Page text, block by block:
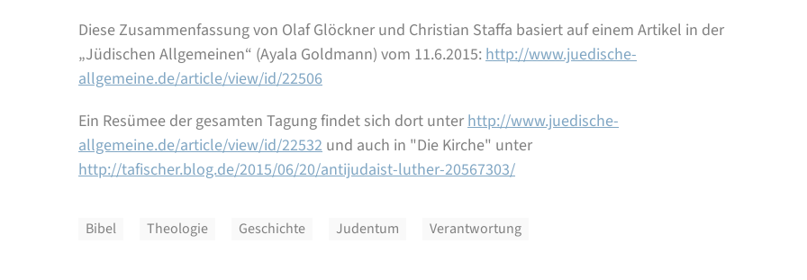
Diese Zusammenfassung von Olaf Glöckner und Christian Staffa basiert auf einem Artikel in der
„Jüdischen Allgemeinen“ (Ayala Goldmann) vom 11.6.2015: http://www.juedische-
allgemeine.de/article/view/id/22506
Ein Resümee der gesamten Tagung findet sich dort unter http://www.juedische-
allgemeine.de/article/view/id/22532 und auch in "Die Kirche" unter
http://tafischer.blog.de/2015/06/20/antijudaist-luther-20567303/
Bibel Theologie Geschichte Judentum Verantwortung